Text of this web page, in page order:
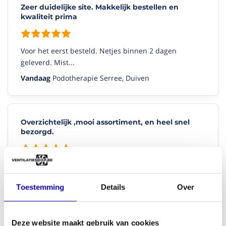
Toestemming Details Over
Deze website maakt gebruik van cookies
Tom
3/02/2022
(10/10)
"Prima"
Heel goed kwaliteit
27/01/2022
Zeer duidelijke site. Makkelijk bestellen en
kwaliteit prima
Voor het eerst besteld. Netjes binnen 2 dagen
geleverd. Mist...
Vandaag Podotherapie Serree, Duiven
Overzichtelijk ,mooi assortiment, en heel snel
bezorgd.
Voor alle situaties een oplossing, zelf meten is ook
VandaagPatrick, Castricum